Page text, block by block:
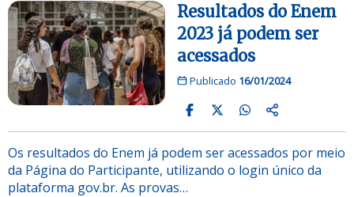
Resultados do Enem
2023 já podem ser
acessados
Publicado 16/01/2024
Os resultados do Enem já podem ser acessados por meio
da Página do Participante, utilizando o login único da
plataforma gov.br. As provas…